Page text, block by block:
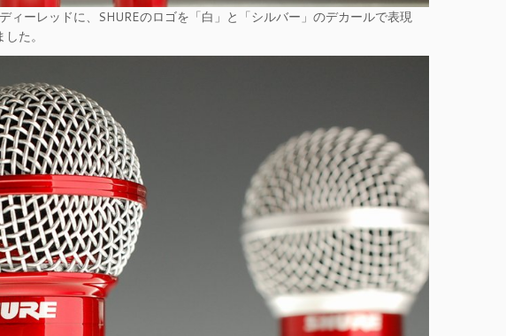
ーレッドに、SHUREのロゴを「白」と「シルバー」のデカールで表現
た。